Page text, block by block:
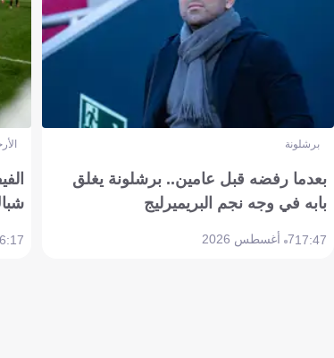
برشلونة
بعدما رفضه قبل عامين.. برشلونة يغلق
بابه في وجه نجم البريميرليج
17:477 أغسطس 2026